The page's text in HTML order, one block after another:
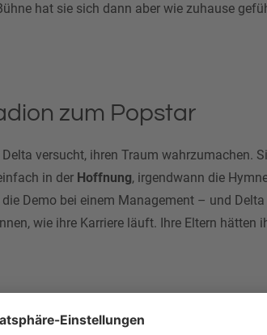
hat sie sich dann aber wie zuhause
zum Popstar
versucht, ihren Traum wahrzumachen.
in der Hoffnung, irgendwann die
Demo bei einem Management – und
wie ihre Karriere läuft. Ihre Eltern hätten